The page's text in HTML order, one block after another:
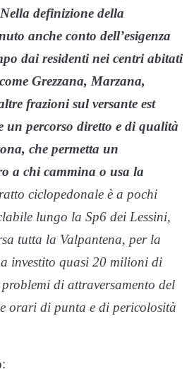
Nella definizione della
anche conto dell’esigenza
dai residenti nei centri abitati
Grezzana, Marzana,
frazioni sul versante est
un percorso diretto e di qualità
che permetta un
a chi cammina o usa la
ciclopedonale è a pochi
lungo la Sp6 dei Lessini,
tutta la Valpantena, per la
investito quasi 20 milioni di
di attraversamento del
orari di punta e di pericolosità